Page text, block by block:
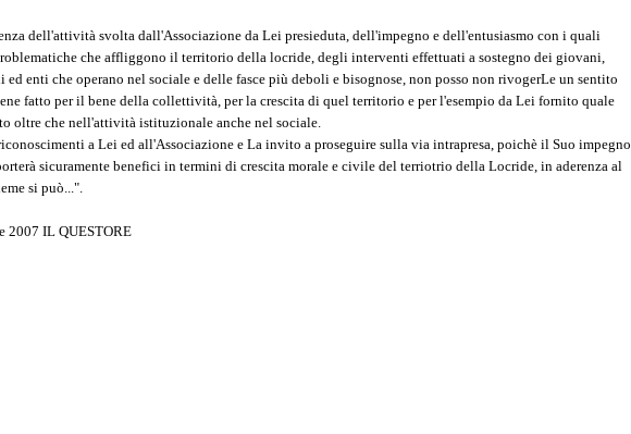
dell'attività svolta dall'Associazione da Lei presieduta, dell'impegno e dell'entusiasmo con i quali
che affliggono il territorio della locride, degli interventi effettuati a sostegno dei giovani,
enti che operano nel sociale e delle fasce più deboli e bisognose, non posso non rivogerLe un sentito
fatto per il bene della collettività, per la crescita di quel territorio e per l'esempio da Lei fornito quale
oltre che nell'attività istituzionale anche nel sociale.
a Lei ed all'Associazione e La invito a proseguire sulla via intrapresa, poichè il Suo impegno
sicuramente benefici in termini di crescita morale e civile del terriotrio della Locride, in aderenza al
si può...".
2007 IL QUESTORE